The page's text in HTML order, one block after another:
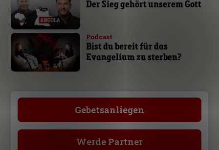
Der Sieg gehört unserem Gott
Podcast
Bist du bereit für das
Evangelium zu sterben?
Gebetsanliegen
Werde Partner